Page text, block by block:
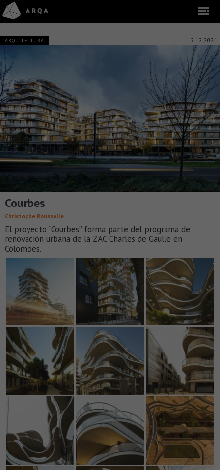
ARQUITECTURA 7.12.2021
Courbes
Christophe Rousselle
El proyecto “Courbes” forma parte del programa de
renovación urbana de la ZAC Charles de Gaulle en
Colombes.